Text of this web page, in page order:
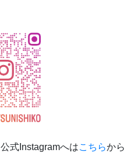
公式Instagramへはこちらから